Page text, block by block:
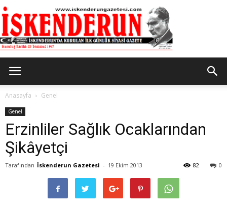
Gazetesi
Anasayfa Genel
Genel
Erzinliler Sağlık Ocaklarından
Şikâyetçi
Tarafından İskenderun Gazetesi - 19 Ekim 2013 0
82